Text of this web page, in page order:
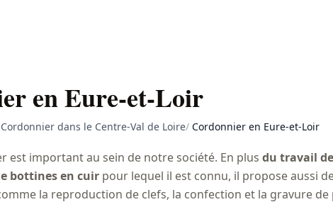
en Eure-et-Loir
Cordonnier dans le Centre-Val de Loire/ Cordonnier en Eure-et-Loir
est important au sein de notre société. En plus du travail
bottines en cuir pour lequel il est connu, il propose aussi
la reproduction de clefs, la confection et la gravure de